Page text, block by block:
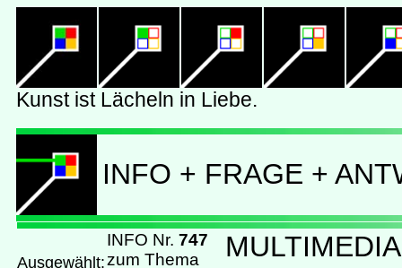
INFO + FRAGE +
Ausgewählt:
INFO Nr. 747
zum Thema